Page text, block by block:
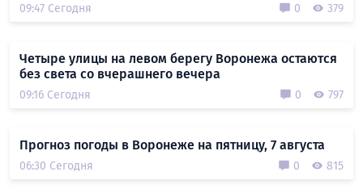
09:47 Сегодня 0 379
Четыре улицы на левом берегу Воронежа остаются
без света со вчерашнего вечера
09:16 Сегодня 0 797
Прогноз погоды в Воронеже на пятницу, 7 августа
06:30 Сегодня 0 815